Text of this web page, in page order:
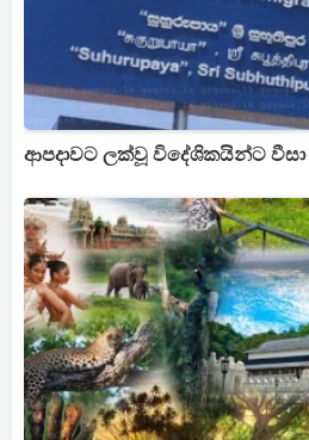
ආපදාවට ලක්වූ විදේශිකයින්ට